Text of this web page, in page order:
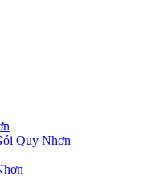
Quy Nhơn